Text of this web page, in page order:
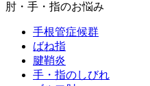
肘・手・指のお悩み
手根管症候群
ばね指
腱鞘炎
手・指のしびれ